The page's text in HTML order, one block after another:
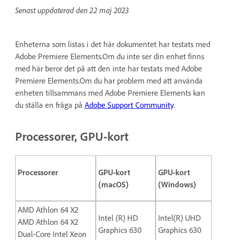
Senast uppdaterad den22 maj 2023
Enheterna som listas i det här dokumentet har testats med
Adobe Premiere Elements.Om du inte ser din enhet finns
med här beror det på att den inte har testats med Adobe
Premiere Elements.Om du har problem med att använda
enheten tillsammans med Adobe Premiere Elements kan
du ställa en fråga på Adobe Support Community.
Processorer, GPU-kort
Processorer
GPU-kort
(macOS)
GPU-kort
(Windows)
AMD Athlon 64 X2
AMD Athlon 64 X2
Dual-Core Intel Xeon
Intel (R) HD
Graphics 630
Intel(R) UHD
Graphics 630